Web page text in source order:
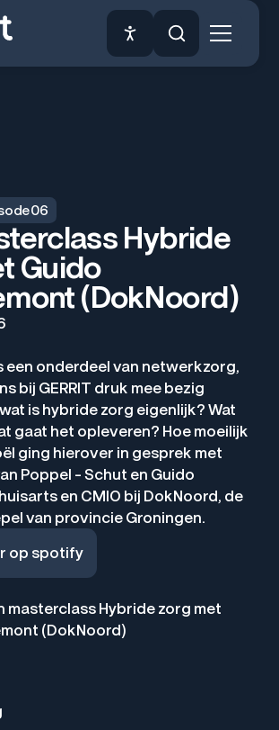
06
Hybride
Guido
(DokNoord)
een onderdeel van netwerkzorg,
bij GERRIT druk mee bezig
is hybride zorg eigenlijk? Wat
gaat het opleveren? Hoe moeilijk
ging hierover in gesprek met
Poppel - Schut en Guido
en CMIO bij DokNoord, de
van provincie Groningen.
op spotify